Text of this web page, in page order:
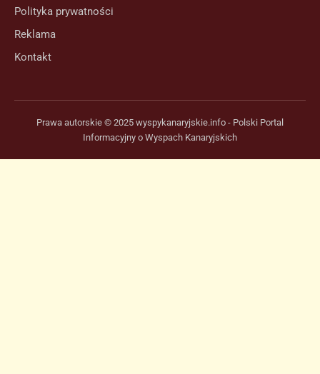
Polityka prywatności
Reklama
Kontakt
Prawa autorskie © 2025 wyspykanaryjskie.info - Polski Portal
Informacyjny o Wyspach Kanaryjskich